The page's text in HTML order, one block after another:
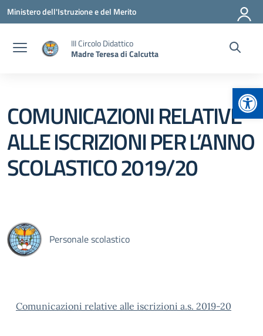
Vai ai contenuti
Vai al menu di navigazione
Vai al footer
Ministero dell'Istruzione e del Merito
III Circolo Didattico
Madre Teresa di Calcutta
COMUNICAZIONI RELATIVE
ALLE ISCRIZIONI PER L’ANNO
SCOLASTICO 2019/20
Personale scolastico
Comunicazioni relative alle iscrizioni a.s. 2019-20